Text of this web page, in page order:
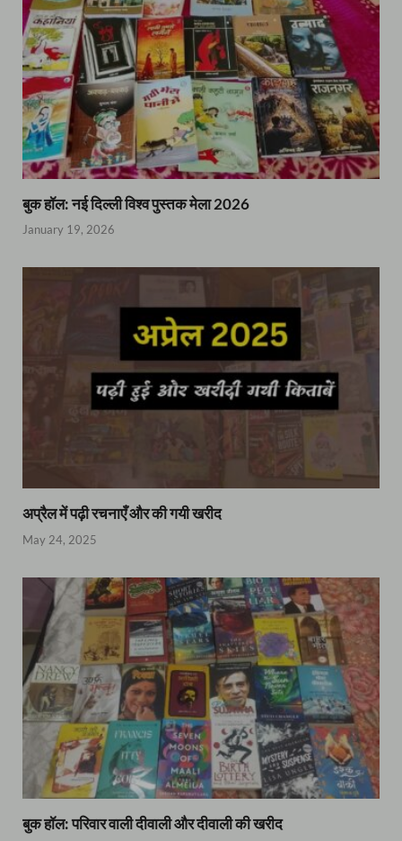
बुक हॉल: नई दिल्ली विश्व पुस्तक मेला 2026
January 19, 2026
अप्रैल में पढ़ी रचनाएँ और की गयी खरीद
May 24, 2025
बुक हॉल: परिवार वाली दीवाली और दीवाली की खरीद